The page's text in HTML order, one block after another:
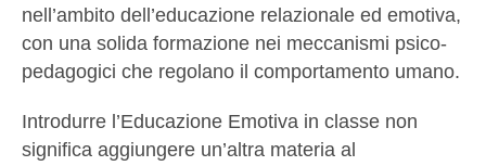
nell’ambito dell’educazione relazionale ed emotiva,
con una solida formazione nei meccanismi psico-
pedagogici che regolano il comportamento umano.
Introdurre l’Educazione Emotiva in classe non
significa aggiungere un’altra materia al